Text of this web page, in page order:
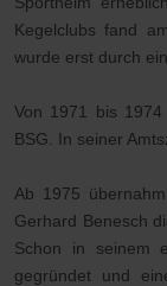
Kegelclubs fand
wurde erst durch
Von 1971 bis
BSG. In seiner
Ab 1975
Gerhard Benesch
Schon in seinem
gegründet und